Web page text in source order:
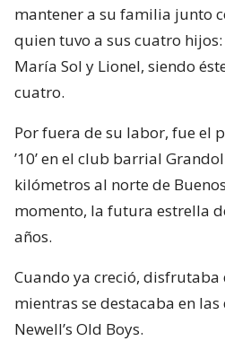
mantener a su familia junto
quien tuvo a sus cuatro
María Sol y Lionel, siendo
cuatro.
Por fuera de su labor, fue el
’10’ en el club barrial
kilómetros al norte de
momento, la futura estrella
años.
Cuando ya creció,
mientras se destacaba en
Newell’s Old Boys.